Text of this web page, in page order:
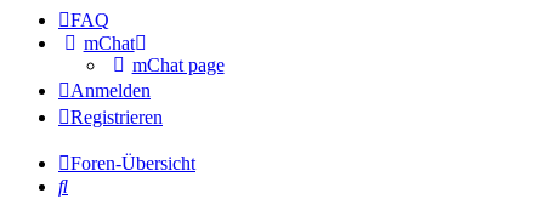
FAQ
mChat
mChat page
Anmelden
Registrieren
Foren-Übersicht
Suche